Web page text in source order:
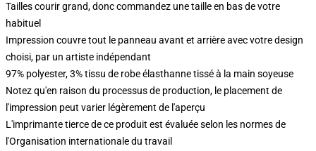
Tailles courir grand, donc commandez une taille en bas de votre
habituel
Impression couvre tout le panneau avant et arrière avec votre design
choisi, par un artiste indépendant
97% polyester, 3% tissu de robe élasthanne tissé à la main soyeuse
Notez qu'en raison du processus de production, le placement de
l'impression peut varier légèrement de l'aperçu
L'imprimante tierce de ce produit est évaluée selon les normes de
l'Organisation internationale du travail